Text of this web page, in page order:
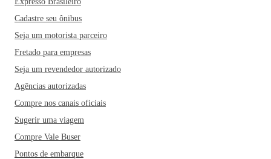
Cadastre seu ônibus
Seja um motorista parceiro
Fretado para empresas
Seja um revendedor autorizado
Agências autorizadas
Compre nos canais oficiais
Sugerir uma viagem
Compre Vale Buser
Pontos de embarque